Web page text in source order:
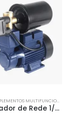
MOTORES E IMPLEMENTOS MULTIFUNCIONAIS
Pressurizador de Rede 1/2hp Eletroplas Epr-50b 127/220v